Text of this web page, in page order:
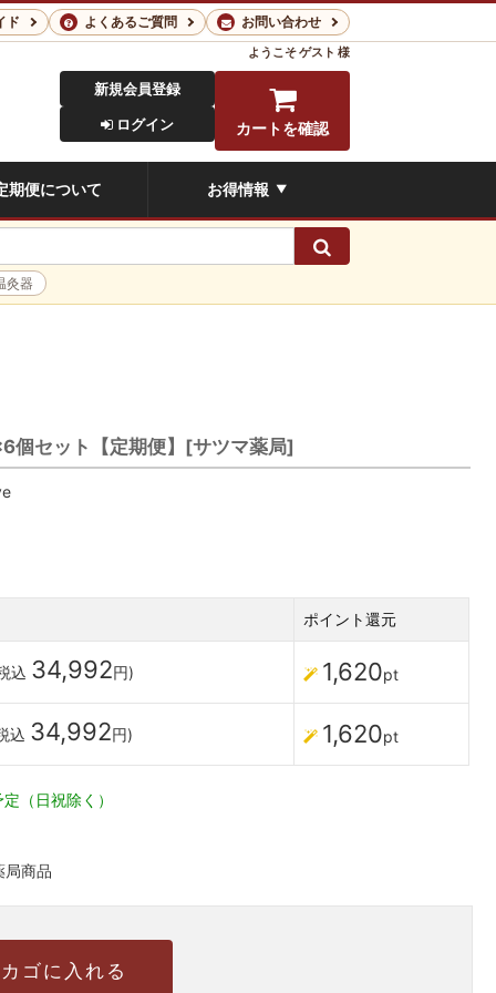
ド よくあるご質問 お問い合わせ
ようこそゲスト 様
新規会員登録
ログイン
カートを確認
期便について お得情報 ▼
検索
灸器
セット【定期便】[サツマ薬局]
ポイント還元
込 34,992円) 1,620pt
込 34,992円) 1,620pt
（日祝除く）
局商品
ゴに入れる